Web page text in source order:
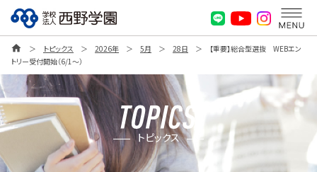
home ＞ トピックス ＞ 2026年 ＞ 5月 ＞ 28日 ＞
【重要】総合型選抜 WEBエン
トリー受付開始（6/1～）
トピックス